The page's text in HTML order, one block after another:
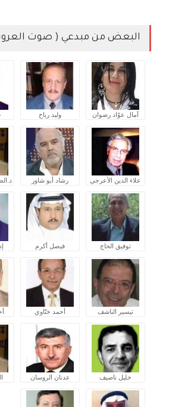
البعض من مبدعي ( صوت
آمال عوّاد رضوان وليد رباح
علاء الدين الأعرجي رشاد أبو شاور
توفيق الحاج فيصل أكرم
تيسير الناشف أحمد ختّاوي
خليل ناصيف عدنان الروسان